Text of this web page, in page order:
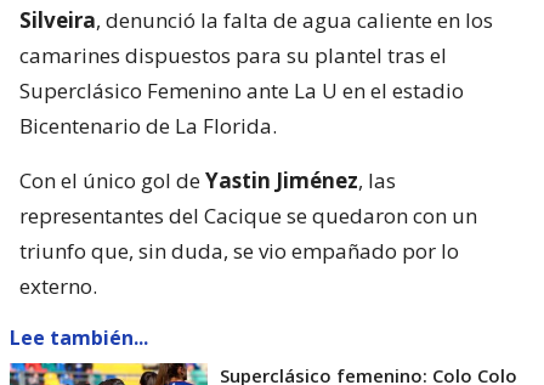
Silveira, denunció la falta de agua caliente en los
camarines dispuestos para su plantel tras el
Superclásico Femenino ante La U en el estadio
Bicentenario de La Florida.
Con el único gol deYastin Jiménez, las
representantes del Cacique se quedaron con un
triunfo que, sin duda, se vio empañado por lo
externo.
Lee también...
Superclásico femenino: Colo Colo